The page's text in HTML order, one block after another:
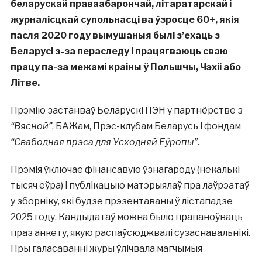
беларускай праваабарончай, літаратарскай і
журналісцкай супольнасці ва ўзросце 60+, якія
пасля 2020 году вымушаныя былі з’ехаць з
Беларусі з-за пераследу і працягваюць сваю
працу па-за межамі краіны ў Польшчы, Чэхіі або
Літве.
Прэмію застанваў Беларускі ПЭН у партнёрстве з
“Вясной”, БАЖам, Прэс-клубам Беларусь і фондам
“Свабодная прэса для Усходняй Еўропы”.
Прэмія ўключае фінансавую ўзнагароду (некалькі
тысяч еўра) і публікацыю матэрыялаў пра лаўрэатаў
у зборніку, які будзе прэзентаваны ў лістападзе
2025 году. Кандыдатаў можна было прапаноўваць
праз анкету, якую распаўсюджвалі сузаснавальнікі.
Пры галасаванні журы ўлічвала магчымыя